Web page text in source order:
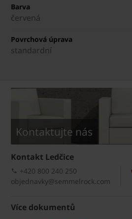
Barva
červená
Povrchová úprava
standardní
Kontaktujte nás
Kontakt Ledčice
+420 800 240 250
objednavky@semmelrock.com
Více dokumentů